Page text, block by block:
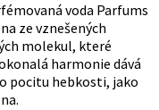
voda Parfums
ze vznešených
molekul, které
harmonie dává
pocitu hebkosti, jako